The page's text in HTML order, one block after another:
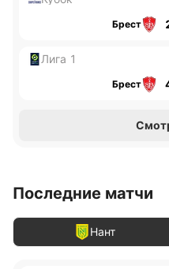
Брест
Лига 1
Брест
Последние матчи
Нант